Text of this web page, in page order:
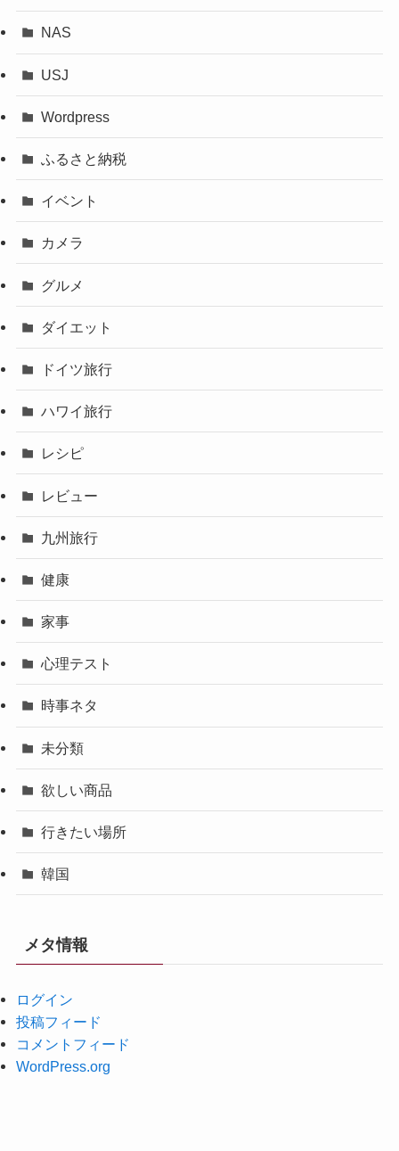
NAS
USJ
Wordpress
ふるさと納税
イベント
カメラ
グルメ
ダイエット
ドイツ旅行
ハワイ旅行
レシピ
レビュー
九州旅行
健康
家事
心理テスト
時事ネタ
未分類
欲しい商品
行きたい場所
韓国
メタ情報
ログイン
投稿フィード
コメントフィード
WordPress.org